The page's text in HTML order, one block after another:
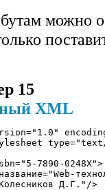
можно
15
XML
7890-
Д.Г."/>